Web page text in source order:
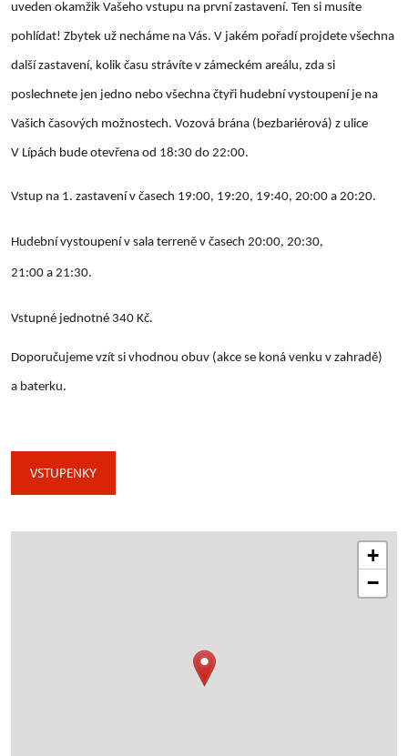
uveden okamžik Vašeho vstupu na první zastavení. Ten si musíte
pohlídat! Zbytek už necháme na Vás. V jakém pořadí projdete všechna
další zastavení, kolik času strávíte v zámeckém areálu, zda si
poslechnete jen jedno nebo všechna čtyři hudební vystoupení je na
Vašich časových možnostech. Vozová brána (bezbariérová) z ulice
V Lípách bude otevřena od 18:30 do 22:00.
Vstup na 1. zastavení v časech 19:00, 19:20, 19:40, 20:00 a 20:20.
Hudební vystoupení v sala terreně v časech 20:00, 20:30,
21:00 a 21:30.
Vstupné jednotné 340 Kč.
Doporučujeme vzít si vhodnou obuv (akce se koná venku v zahradě)
a baterku.
VSTUPENKY
+
−